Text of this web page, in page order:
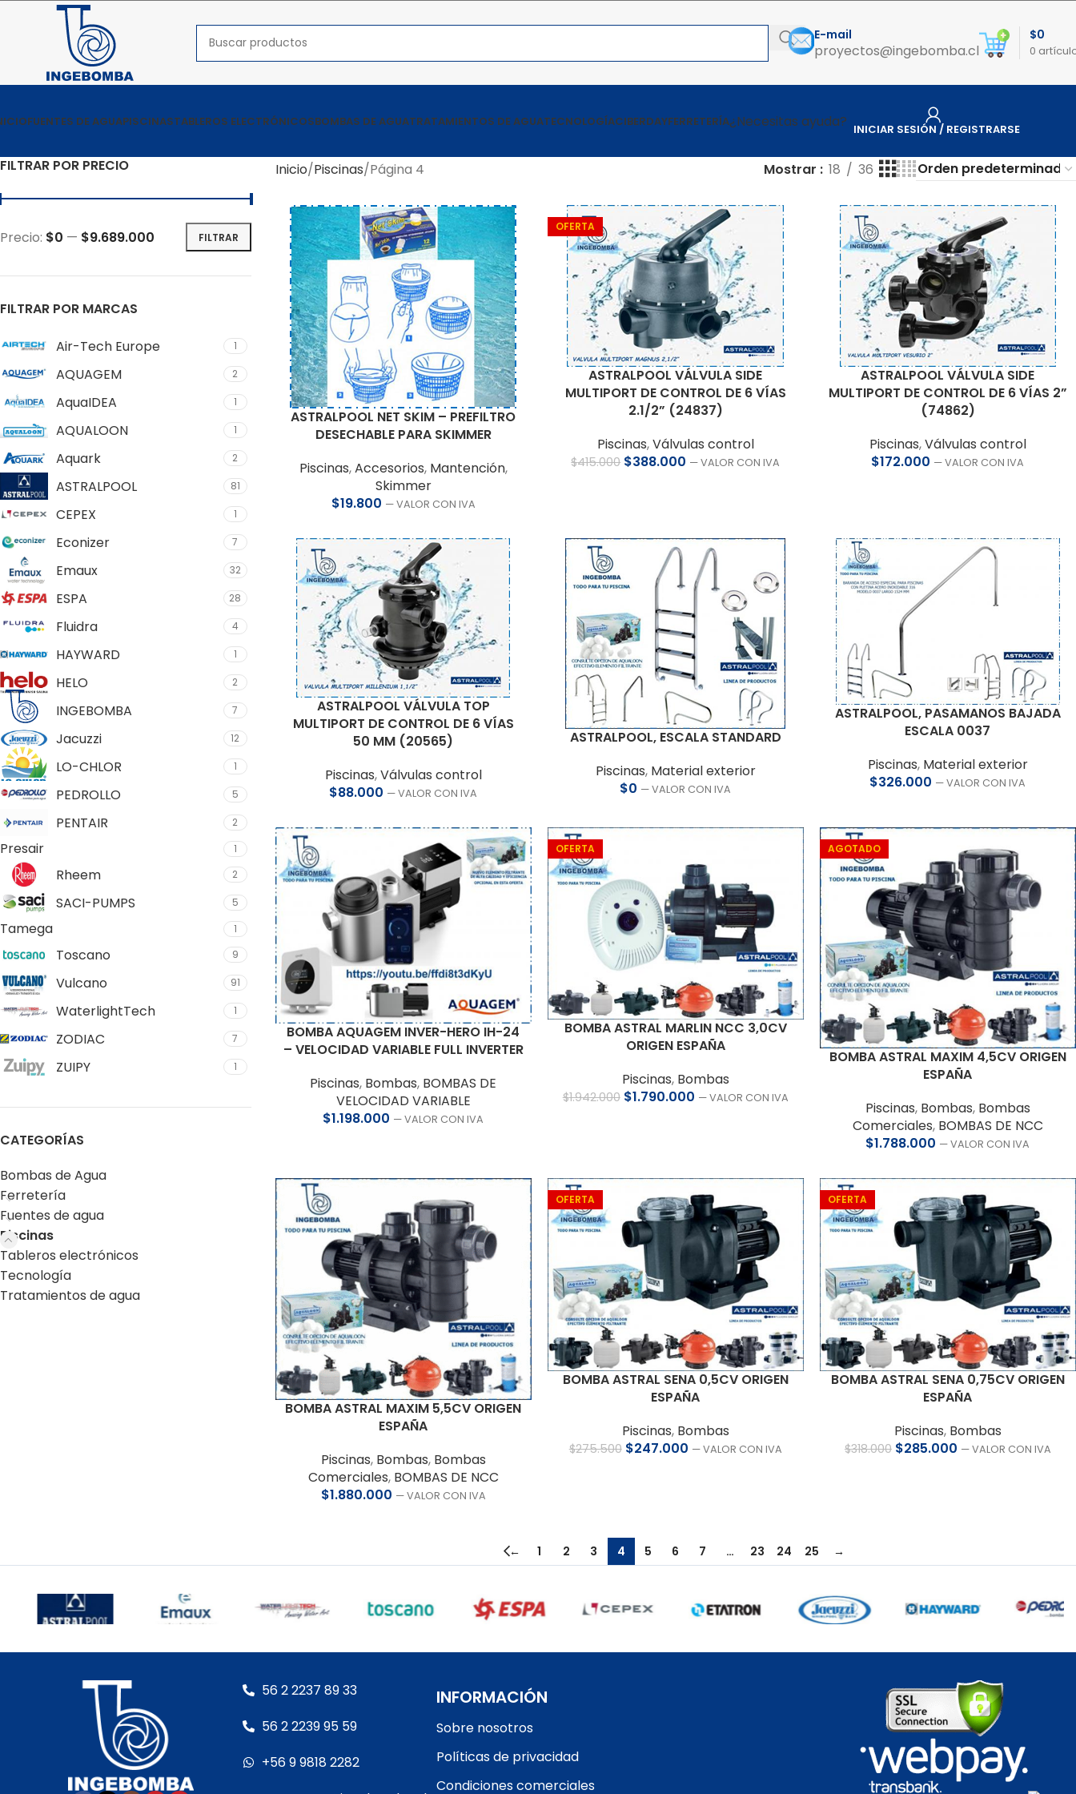
E-mail
proyectos@ingebomba.cl 0
$0
FUENTES DE AGUAPISCINASTABLEROS ELECTRÓNICOSBOMBAS DE AGUATRATAMIENTOS DE AGUATECNOLOGÍACIBERDAYFERRETERÍA¿Necesitas ayuda? INICIAR SESIÓN / REGISTRARSE
FILTRAR POR PRECIO
FILTRAR
Precio: $0 — $9.689.000
FILTRAR POR MARCAS
Air-Tech Europe 1
AQUAGEM 2
AquaIDEA 1
AQUALOON 1
Aquark 2
ASTRALPOOL 81
CEPEX 1
Econizer 7
Emaux 32
ESPA 28
Fluidra 4
HAYWARD 1
HELO 2
INGEBOMBA 7
Jacuzzi 12
LO-CHLOR 1
PEDROLLO 5
PENTAIR 2
Presair 1
Rheem 2
SACI-PUMPS 5
Tamega 1
Toscano 9
Vulcano 91
WaterlightTech 1
ZODIAC 7
ZUIPY 1
CATEGORÍAS
Bombas de Agua
Ferretería
Fuentes de agua
Piscinas
Tableros electrónicos
Tecnología
Tratamientos de agua
Inicio Piscinas Página 4 Mostrar 18 36
ASTRALPOOL NET SKIM – PREFILTRO
DESECHABLE PARA SKIMMER
Piscinas,Accesorios, Mantención,
Skimmer
$19.800 — VALOR CON IVA
OFERTA
ASTRALPOOL VÁLVULA SIDE
MULTIPORT DE CONTROL DE 6 VÍAS
2.1/2” (24837)
Piscinas,Válvulas control
$415.000 $388.000 — VALOR CON IVA
ASTRALPOOL VÁLVULA SIDE
MULTIPORT DE CONTROL DE 6 VÍAS 2”
(74862)
Piscinas,Válvulas control
$172.000 — VALOR CON IVA
ASTRALPOOL VÁLVULA TOP
MULTIPORT DE CONTROL DE 6 VÍAS
50 MM (20565)
Piscinas,Válvulas control
$88.000 — VALOR CON IVA
ASTRALPOOL, ESCALA STANDARD
Piscinas, Material exterior
$0 — VALOR CON IVA
ASTRALPOOL, PASAMANOS BAJADA
ESCALA 0037
Piscinas, Material exterior
$326.000 — VALOR CON IVA
BOMBA AQUAGEM INVER-HERO IH-24
– VELOCIDAD VARIABLE FULL INVERTER
Piscinas, Bombas, BOMBAS DE
VELOCIDAD VARIABLE
$1.198.000 — VALOR CON IVA
OFERTA
BOMBA ASTRAL MARLIN NCC 3,0CV
ORIGEN ESPAÑA
Piscinas, Bombas
$1.942.000 $1.790.000 — VALOR CON IVA
AGOTADO
BOMBA ASTRAL MAXIM 4,5CV ORIGEN
ESPAÑA
Piscinas, Bombas, Bombas
Comerciales, BOMBAS DE NCC
$1.788.000 — VALOR CON IVA
BOMBA ASTRAL MAXIM 5,5CV ORIGEN
ESPAÑA
Piscinas, Bombas, Bombas
Comerciales, BOMBAS DE NCC
$1.880.000 — VALOR CON IVA
OFERTA
BOMBA ASTRAL SENA 0,5CV ORIGEN
ESPAÑA
Piscinas, Bombas
$275.500 $247.000 — VALOR CON IVA
OFERTA
BOMBA ASTRAL SENA 0,75CV ORIGEN
ESPAÑA
Piscinas, Bombas
$318.000 $285.000 — VALOR CON IVA
← 1 2 3 4 5 6 7 … 23 24 25 →
56 2 2237 89 33
56 2 2239 95 59
+56 9 9818 2282
INFORMACIÓN
Sobre nosotros
Políticas de privacidad
Condiciones comerciales